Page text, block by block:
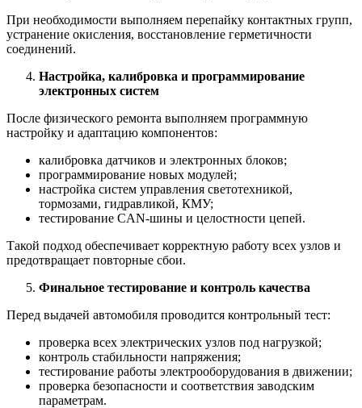
При необходимости выполняем перепайку контактных групп,
устранение окисления, восстановление герметичности
соединений.
Настройка, калибровка и программирование
электронных систем
После физического ремонта выполняем программную
настройку и адаптацию компонентов:
калибровка датчиков и электронных блоков;
программирование новых модулей;
настройка систем управления светотехникой,
тормозами, гидравликой, КМУ;
тестирование CAN-шины и целостности цепей.
Такой подход обеспечивает корректную работу всех узлов и
предотвращает повторные сбои.
Финальное тестирование и контроль качества
Перед выдачей автомобиля проводится контрольный тест:
проверка всех электрических узлов под нагрузкой;
контроль стабильности напряжения;
тестирование работы электрооборудования в движении;
проверка безопасности и соответствия заводским
параметрам.